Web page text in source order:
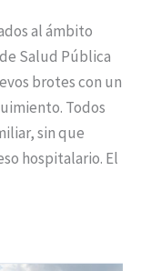
al ámbito
Salud Pública
brotes con un
Todos
sin que
hospitalario. El